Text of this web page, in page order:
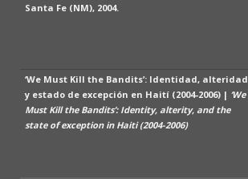
Santa Fe (NM), 2004.
‘We Must Kill the Bandits’: Identidad, alteridad
y estado de excepción en Haití (2004-2006) | ‘We
Must Kill the Bandits’: Identity, alterity, and the
state of exception in Haiti (2004-2006)